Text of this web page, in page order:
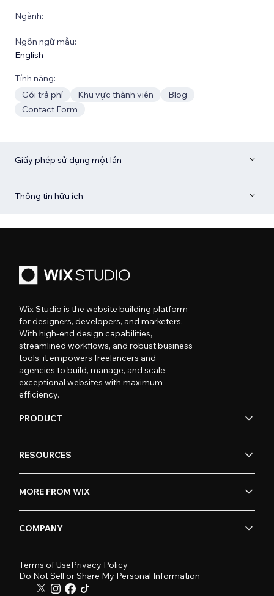
Ngành:
Ngôn ngữ mẫu:
English
Tính năng:
Gói trả phí
Khu vực thành viên
Blog
Contact Form
Giấy phép sử dụng một lần
Thông tin hữu ích
Wix Studio is the website building platform
for designers, developers, and marketers.
With high-end design capabilities,
streamlined workflows, and robust business
tools, it empowers freelancers and
agencies to build, manage, and scale
exceptional websites with maximum
efficiency.
PRODUCT
RESOURCES
MORE FROM WIX
COMPANY
Terms of UsePrivacy Policy
Do Not Sell or Share My Personal Information